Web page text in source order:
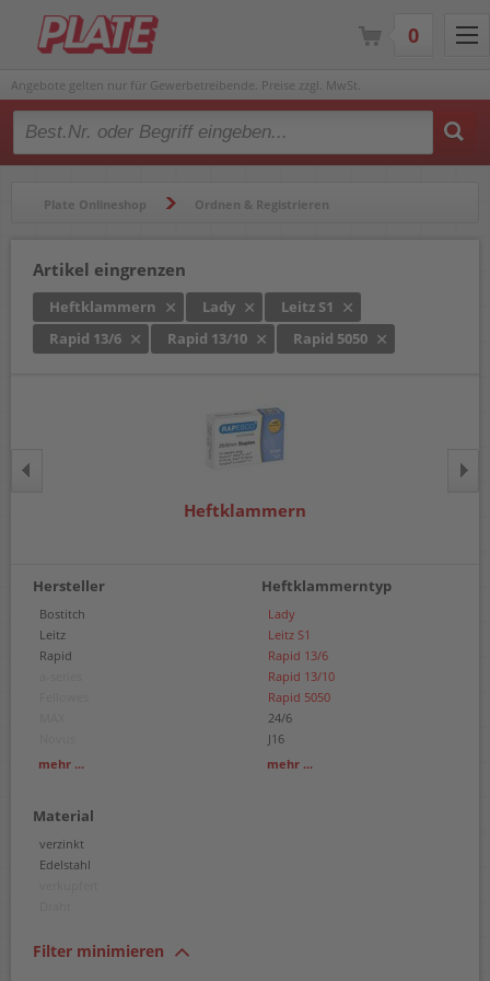
Angebote gelten nur für Gewerbetreibende. Preise zzgl. MwSt.
Type 2 or more characters for results.
Plate Onlineshop Ordnen & Registrieren
Artikel eingrenzen
Heftklammern Lady
Leitz S1
Rapid 13/6
Rapid 13/10 Rapid 5050
Heftklammern
Hersteller
Bostitch
Leitz
Rapid
Rapesco
Sio
mehr ...
Heftklammerntyp
Lady
Leitz S1
Rapid 13/6
Rapid 13/10
Rapid 5050
24/6
J16
24/8
mehr ...
Material
verzinkt
Edelstahl
Filter minimieren
0